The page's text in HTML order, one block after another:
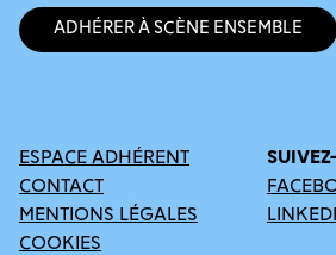
Adhérer à Scène Ensemble
ESPACE ADHÉRENT
CONTACT
MENTIONS LÉGALES
COOKIES